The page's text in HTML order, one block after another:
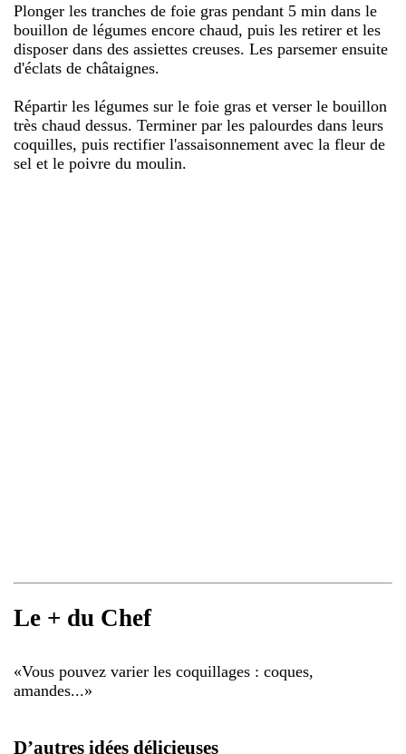
Plonger les tranches de foie gras pendant 5 min dans le
bouillon de légumes encore chaud, puis les retirer et les
disposer dans des assiettes creuses. Les parsemer ensuite
d'éclats de châtaignes.
Répartir les légumes sur le foie gras et verser le bouillon
très chaud dessus. Terminer par les palourdes dans leurs
coquilles, puis rectifier l'assaisonnement avec la fleur de
sel et le poivre du moulin.
Le + du Chef
«Vous pouvez varier les coquillages : coques,
amandes...»
D’autres idées délicieuses